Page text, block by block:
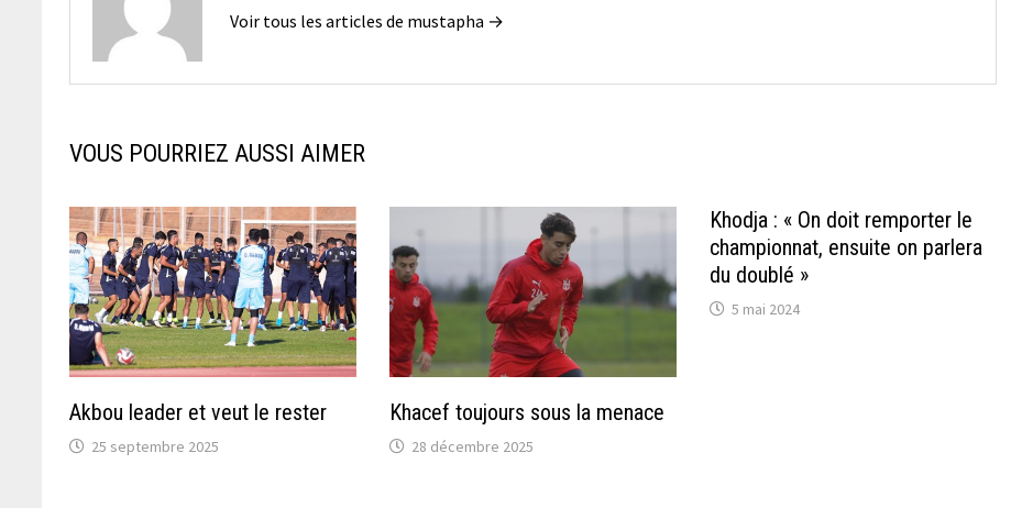
Voir tous les articles de mustapha →
VOUS POURRIEZ AUSSI AIMER
Akbou leader et veut le rester
25 septembre 2025
Khacef toujours sous la menace
28 décembre 2025
Khodja : « On doit remporter le
championnat, ensuite on parlera
du doublé »
5 mai 2024